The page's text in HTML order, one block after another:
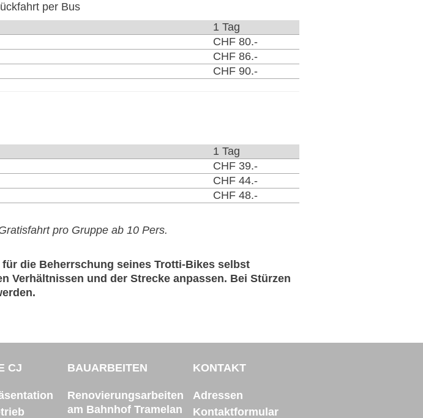
per Bus
1 Tag
CHF 80.-
CHF 86.-
CHF 90.-
1 Tag
CHF 39.-
CHF 44.-
CHF 48.-
pro Gruppe ab 10 Pers.
die Beherrschung seines Trotti-Bikes selbst
Verhältnissen und der Strecke anpassen. Bei Stürzen
CJ BAUARBEITEN
Renovierungsarbeiten
am Bahnhof Tramelan
KONTAKT
Adressen
Kontaktformular